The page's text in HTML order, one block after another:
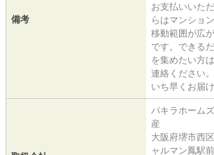
備考
お支払いいた
らはマンショ
移動範囲が広
です。できる
を集めたい方
連絡ください
いち早くお届け
パキラホーム
産
大阪府堺市西
ャルマン鳳駅